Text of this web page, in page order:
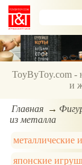
ToyByToy.com -
и
Главная
из металла
металлические
японские